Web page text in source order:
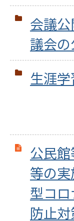
会議
議会
生涯学
公民
等の
型コ
防止対